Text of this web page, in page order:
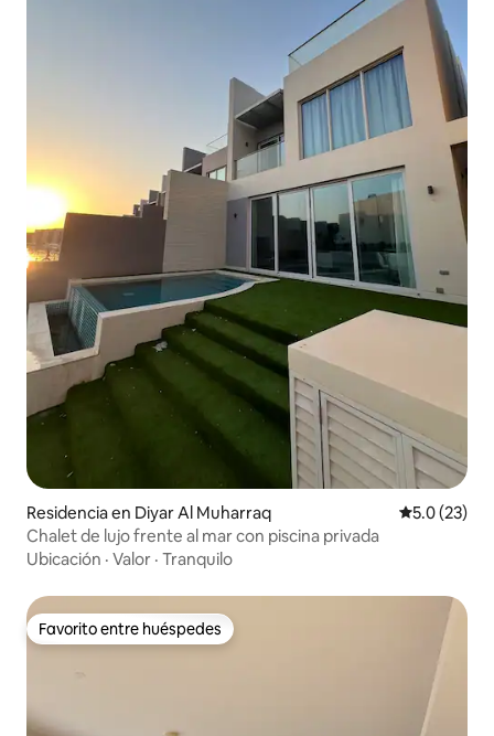
Residencia en Diyar Al Muharraq Calificación
5.0 (23)
Chalet de lujo frente al mar con piscina privada
Ubicación · Valor · Tranquilo
Favorito entre huéspedes
Favorito entre huéspedes